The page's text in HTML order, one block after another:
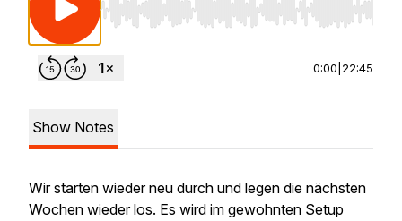
Use Left/Right to seek, Home/End to jump to
0:00 22:45
Show Notes
Wir starten wieder neu durch und legen die nächsten
Wochen wieder los. Es wird im gewohnten Setup